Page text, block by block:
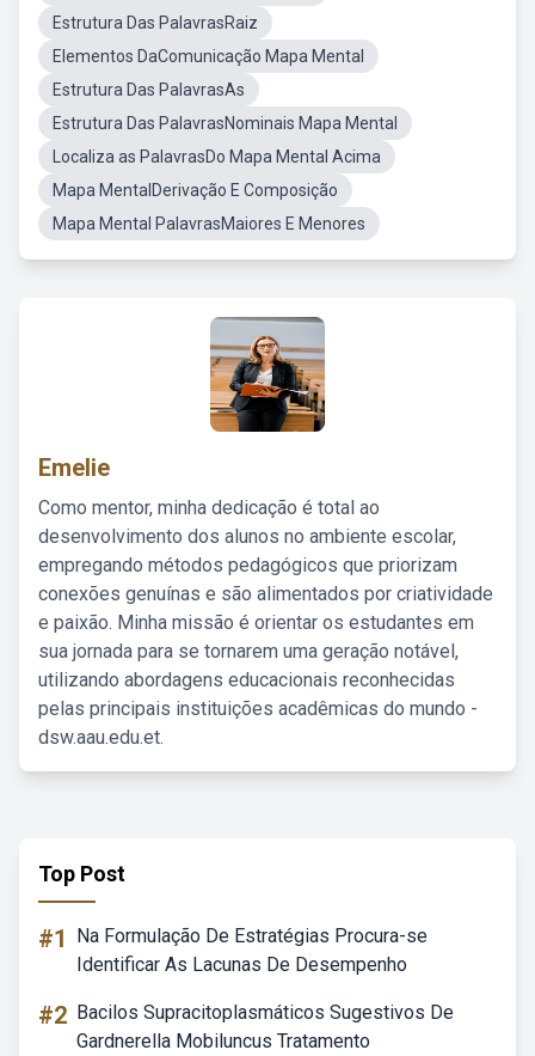
Estrutura Das PalavrasRaiz
Elementos DaComunicação Mapa Mental
Estrutura Das PalavrasAs
Estrutura Das PalavrasNominais Mapa Mental
Localiza as PalavrasDo Mapa Mental Acima
Mapa MentalDerivação E Composição
Mapa Mental PalavrasMaiores E Menores
Emelie
Como mentor, minha dedicação é total ao
desenvolvimento dos alunos no ambiente escolar,
empregando métodos pedagógicos que priorizam
conexões genuínas e são alimentados por criatividade
e paixão. Minha missão é orientar os estudantes em
sua jornada para se tornarem uma geração notável,
utilizando abordagens educacionais reconhecidas
pelas principais instituições acadêmicas do mundo -
dsw.aau.edu.et.
Top Post
#1
Na Formulação De Estratégias Procura-se
Identificar As Lacunas De Desempenho
#2 Bacilos Supracitoplasmáticos Sugestivos De
Gardnerella Mobiluncus Tratamento